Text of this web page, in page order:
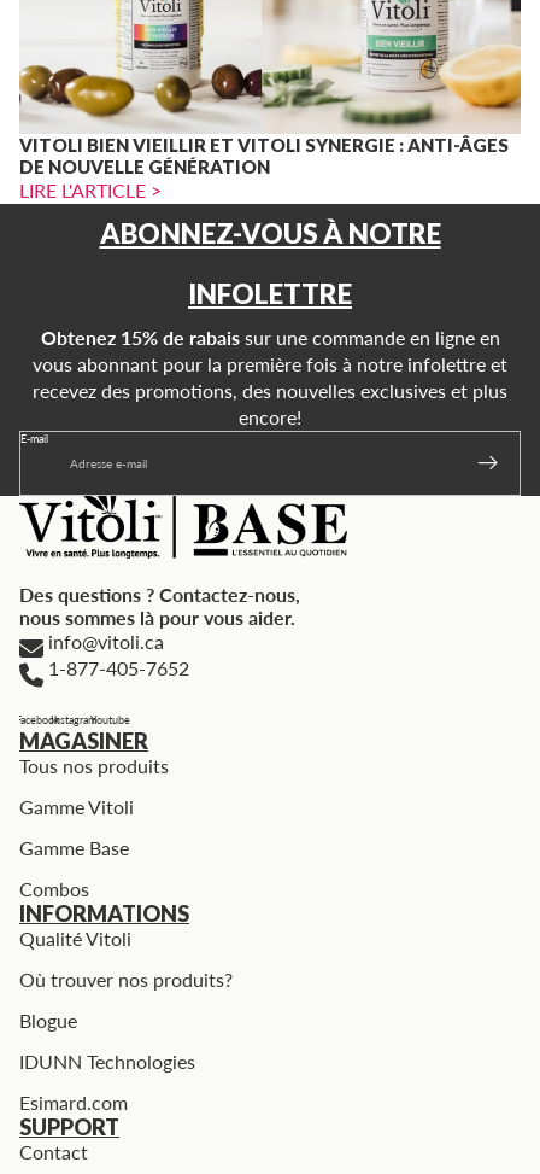
VITOLI BIEN VIEILLIR ET VITOLI SYNERGIE : ANTI-ÂGES
DE NOUVELLE GÉNÉRATION
LIRE L'ARTICLE >
ABONNEZ-VOUS À NOTRE
INFOLETTRE
Obtenez 15% de rabais sur une commande en ligne en
vous abonnant pour la première fois à notre infolettre et
recevez des promotions, des nouvelles exclusives et plus
encore!
E-mail
Des questions ? Contactez-nous,
nous sommes là pour vous aider.
info@vitoli.ca
1-877-405-7652
FacebookInstagramYoutube
MAGASINER
Tous nos produits
Gamme Vitoli
Gamme Base
Combos
INFORMATIONS
Qualité Vitoli
Où trouver nos produits?
Blogue
IDUNN Technologies
Esimard.com
SUPPORT
Contact